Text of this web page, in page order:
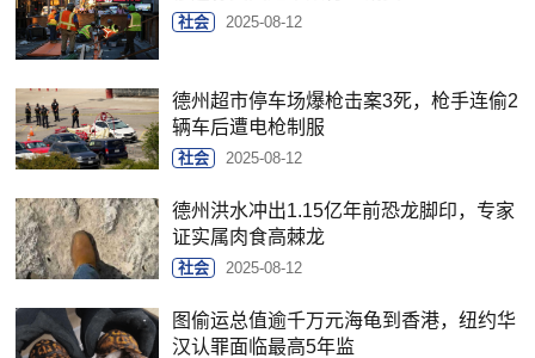
社会 2025-08-12
德州超市停车场爆枪击案3死，枪手连偷2
辆车后遭电枪制服
社会 2025-08-12
德州洪水冲出1.15亿年前恐龙脚印，专家
证实属肉食高棘龙
社会 2025-08-12
图偷运总值逾千万元海龟到香港，纽约华
汉认罪面临最高5年监